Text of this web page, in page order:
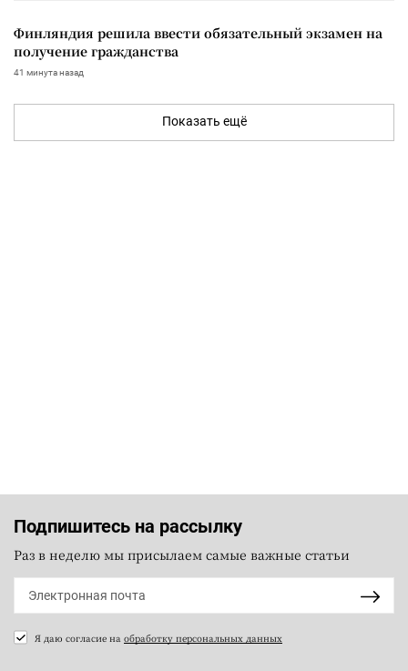
Финляндия решила ввести обязательный экзамен на
получение гражданства
41 минута назад
Показать ещё
Подпишитесь на рассылку
Раз в неделю мы присылаем самые важные статьи
Я даю согласие на обработку персональных данных